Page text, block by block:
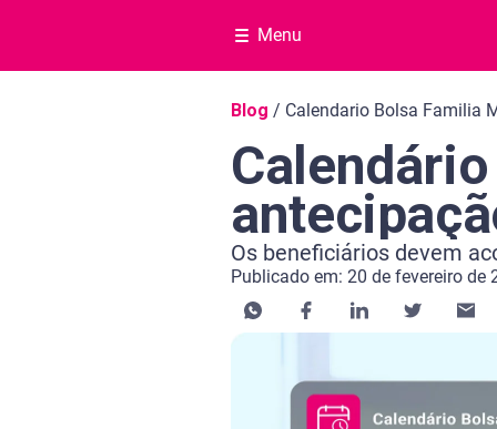
Menu
Navegação do blog
Blog / Calendario Bolsa Familia
Os beneficiários devem
Publicado em: 20 de fevereiro de
Categoria Educação financeira
Tempo de leitura: 6 minutos